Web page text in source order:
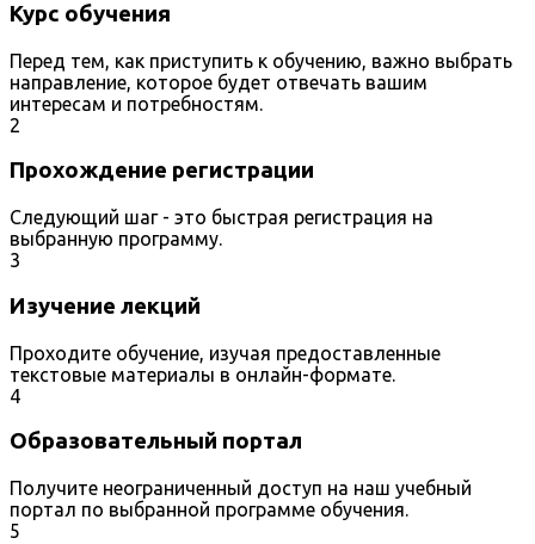
Курс обучения
Перед тем, как приступить к обучению, важно выбрать
направление, которое будет отвечать вашим
интересам и потребностям.
2
Прохождение регистрации
Следующий шаг - это быстрая регистрация на
выбранную программу.
3
Изучение лекций
Проходите обучение, изучая предоставленные
текстовые материалы в онлайн-формате.
4
Образовательный портал
Получите неограниченный доступ на наш учебный
портал по выбранной программе обучения.
5